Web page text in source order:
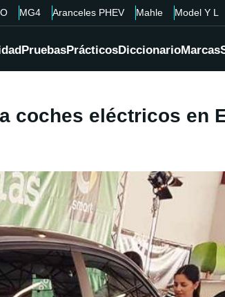
MG4 Aranceles PHEV Mahle Model Y L
PruebasPrácticosDiccionarioMarcas
coches eléctricos en